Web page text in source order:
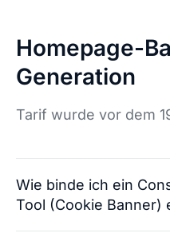
Homepage-
Generation
Tarif wurde vor dem
Wie binde ich ein
Tool (Cookie Banner)